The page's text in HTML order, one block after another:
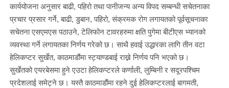
कार्ययोजना अनुसार बाढी, पहिरो तथा पानीजन्य अन्य विपद सम्बन्धी सचेतनाका
प्रचार प्रसार गर्ने, बाढी, डुबान, पहिरो, संक्रमक रोग लगायतको पूर्वसूचनाका
सचेतना एसएमएस पठाउने, टेलिफोन टावरहरुमा क्षति पुगेमा बीटीएस भ्यानको
व्यवस्था गर्ने लगायतका निर्णय गरेको छ। साथै हवाई उद्धारका लागि तीन वटा
हेलिकप्टर सुर्खेत, काठमाडौंमा स्ट्याण्डबाई राख्ने निर्णय पनि भएको छ।
सुर्खेतको एयरबेसमा हुने एउटा हेलिकप्टरले कर्णाली, लुम्बिनी र सदूरपश्चिम
प्रदेशलाई समेट्ने छ। यस्तै काठमाडौंमा रहने दुई हेलिकप्टरलाई बागमती,